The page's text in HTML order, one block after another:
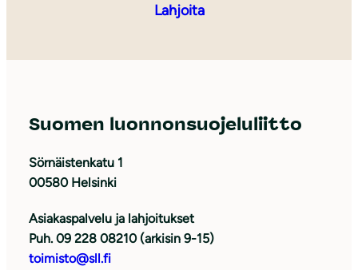
Lahjoita
Suomen luonnonsuojeluliitto
Sörnäistenkatu 1
00580 Helsinki
Asiakaspalvelu ja lahjoitukset
Puh. 09 228 08210 (arkisin 9-15)
toimisto@sll.fi